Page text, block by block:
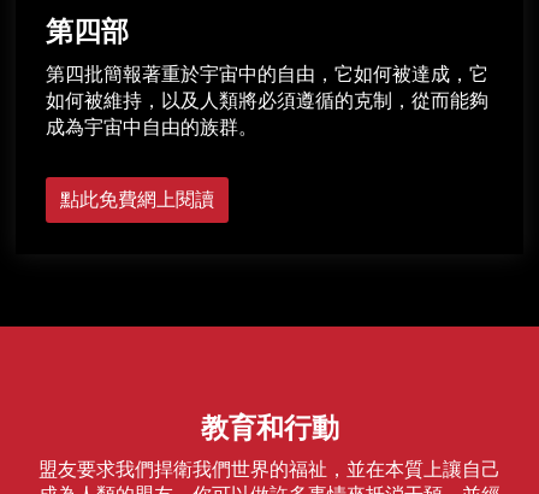
第四部
第四批簡報著重於宇宙中的自由，它如何被達成，它
如何被維持，以及人類將必須遵循的克制，從而能夠
成為宇宙中自由的族群。
點此免費網上閱讀
教育和行動
盟友要求我們捍衛我們世界的福祉，並在本質上讓自己